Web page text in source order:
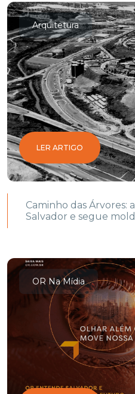
Arquitetura
LER ARTIGO
Caminho das Árvores:
Salvador e segue
OR Na Mídia